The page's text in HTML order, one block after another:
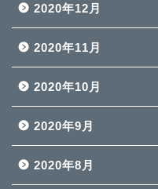
2020年12月
2020年11月
2020年10月
2020年9月
2020年8月